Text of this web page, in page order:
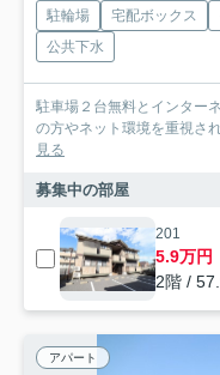
駐輪場 宅配ボックス
公共下水
駐車場２台無料とインター
の方やネット環境を重視さ
見る
募集中の部屋
201
5.9万円
2階 /
アパート